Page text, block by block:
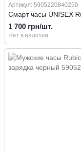
Артикул: 5905220840250
Смарт часы UNISEX
1 700 грн/шт.
Нет в наличии